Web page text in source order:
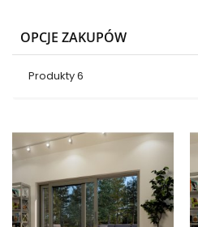
Produkty6
OPCJE ZAKUPÓW